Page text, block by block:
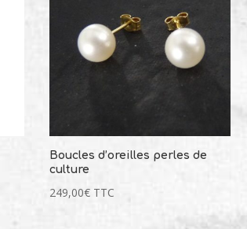
Boucles d’oreilles perles de
culture
249,00€ TTC